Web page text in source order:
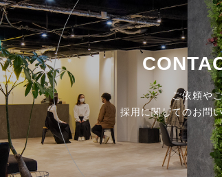
ご依頼や
採用に関してのお問